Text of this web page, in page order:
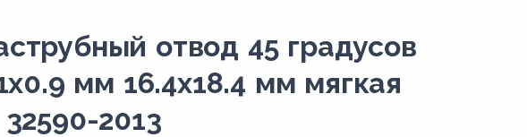
отвод 45 градусов
мм 16.4х18.4 мм мягкая
2013